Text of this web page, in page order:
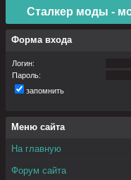
Сталкер моды -
Форма входа
Логин:
Пароль:
запомнить
Меню сайта
На главную
Форум сайта